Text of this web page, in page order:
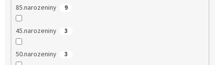
85.narozeniny 9
45.narozeniny 3
50.narozeniny 3